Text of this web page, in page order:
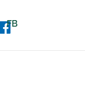
FB